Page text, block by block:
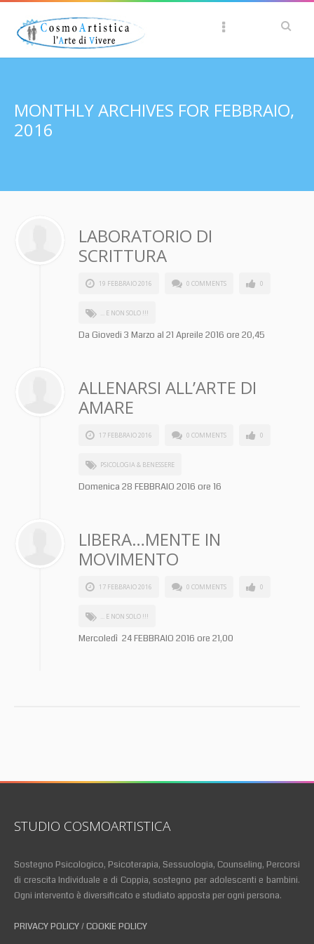
MONTHLY ARCHIVES FOR FEBBRAIO,
2016
LABORATORIO DI
SCRITTURA
19 FEBBRAIO 2016 0 COMMENTS 0
... E NON SOLO !!!
Da Giovedi 3 Marzo al 21 Apreile 2016 ore 20,45
ALLENARSI ALL’ARTE DI
AMARE
17 FEBBRAIO 2016 0 COMMENTS 0
PSICOLOGIA & BENESSERE
Domenica 28 FEBBRAIO 2016 ore 16
LIBERA…MENTE IN
MOVIMENTO
17 FEBBRAIO 2016 0 COMMENTS 0
... E NON SOLO !!!
Mercoledì 24 FEBBRAIO 2016 ore 21,00
STUDIO COSMOARTISTICA
Sostegno Psicologico, Psicoterapia, Sessuologia, Counseling, Percorsi
di crescita Individuale e di Coppia, sostegno per adolescenti e bambini.
Ogni intervento è diversificato e studiato apposta per ogni persona.
PRIVACY POLICY/COOKIE POLICY